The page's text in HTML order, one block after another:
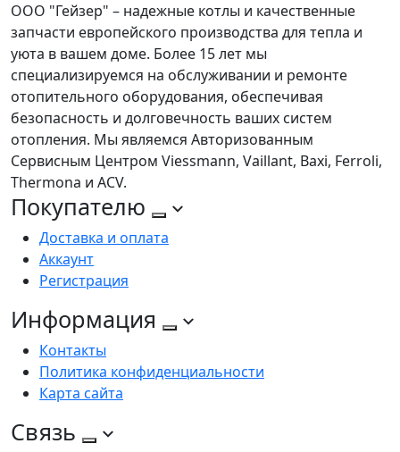
ООО "Гейзер" – надежные котлы и качественные
запчасти европейского производства для тепла и
уюта в вашем доме. Более 15 лет мы
специализируемся на обслуживании и ремонте
отопительного оборудования, обеспечивая
безопасность и долговечность ваших систем
отопления. Мы являемся Авторизованным
Сервисным Центром Viessmann, Vaillant, Baxi, Ferroli,
Thermona и ACV.
Покупателю
Доставка и оплата
Аккаунт
Регистрация
Информация
Контакты
Политика конфиденциальности
Карта сайта
Связь